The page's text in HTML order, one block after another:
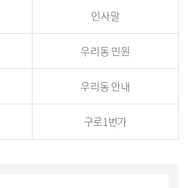
인사말
우리동 민원
우리동 안내
구로1번가